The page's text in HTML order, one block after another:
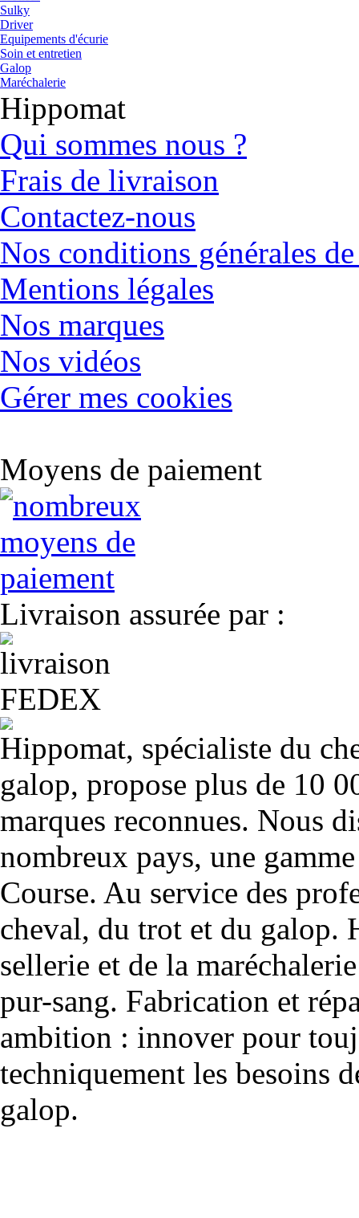
Sulky
Driver
Equipements d'écurie
Soin et entretien
Galop
Maréchalerie
Hippomat
Qui sommes nous ?
Frais de livraison
Contactez-nous
Nos conditions générales
Mentions légales
Nos marques
Nos vidéos
Gérer mes cookies
Moyens de paiement
Livraison assurée par :
Hippomat, spécialiste du
galop, propose plus de 10
marques reconnues. Nous
nombreux pays, une
Course. Au service des
cheval, du trot et du galop.
sellerie et de la
pur-sang. Fabrication et
ambition : innover pour
techniquement les besoins
galop.